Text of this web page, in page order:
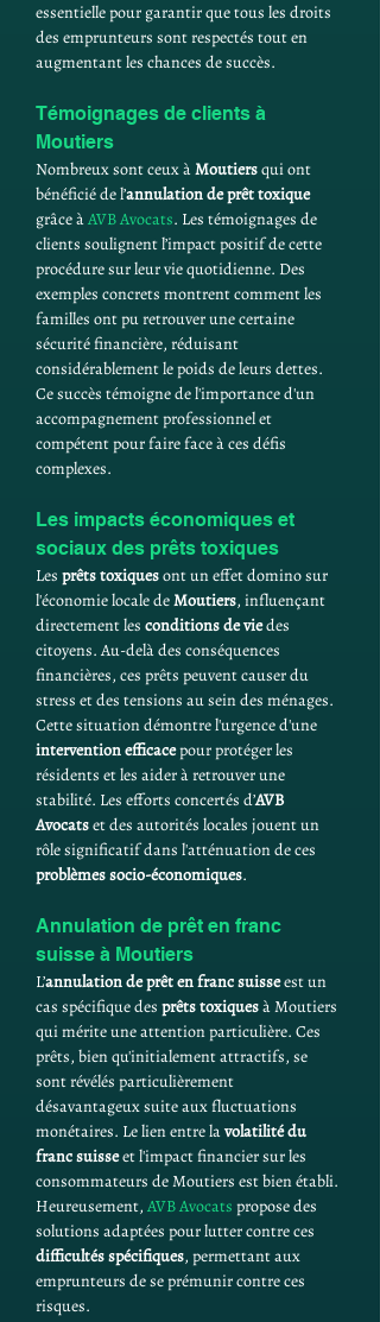
essentielle pour garantir que tous les droits
des emprunteurs sont respectés tout en
augmentant les chances de succès.
Témoignages de clients à
Moutiers
Nombreux sont ceux à Moutiers qui ont
bénéficié de l’annulation de prêt toxique
grâce à AVB Avocats. Les témoignages de
clients soulignent l’impact positif de cette
procédure sur leur vie quotidienne. Des
exemples concrets montrent comment les
familles ont pu retrouver une certaine
sécurité financière, réduisant
considérablement le poids de leurs dettes.
Ce succès témoigne de l'importance d'un
accompagnement professionnel et
compétent pour faire face à ces défis
complexes.
Les impacts économiques et
sociaux des prêts toxiques
Les prêts toxiques ont un effet domino sur
l'économie locale de Moutiers, influençant
directement les conditions de vie des
citoyens. Au-delà des conséquences
financières, ces prêts peuvent causer du
stress et des tensions au sein des ménages.
Cette situation démontre l'urgence d'une
intervention efficace pour protéger les
résidents et les aider à retrouver une
stabilité. Les efforts concertés d’AVB
Avocats et des autorités locales jouent un
rôle significatif dans l'atténuation de ces
problèmes socio-économiques.
Annulation de prêt en franc
suisse à Moutiers
L’annulation de prêt en franc suisse est un
cas spécifique des prêts toxiques à Moutiers
qui mérite une attention particulière. Ces
prêts, bien qu'initialement attractifs, se
sont révélés particulièrement
désavantageux suite aux fluctuations
monétaires. Le lien entre la volatilité du
franc suisse et l'impact financier sur les
consommateurs de Moutiers est bien établi.
Heureusement, AVB Avocats propose des
solutions adaptées pour lutter contre ces
difficultés spécifiques, permettant aux
emprunteurs de se prémunir contre ces
risques.